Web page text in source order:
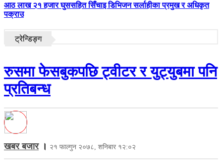
आठ लाख २१ हजार घुससहित सिँचाइ डिभिजन सर्लाहीका प्रमुख र अधिकृत
पक्राउ
ट्रेन्डिङ्ग
रुसमा फेसबुकपछि ट्वीटर र युट्युबमा पनि
प्रतिबन्ध
खबर बजार। २१ फाल्गुन २०७८, शनिबार १२:०२